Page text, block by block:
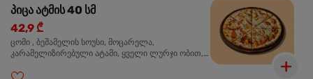
პიცა ატმის 40 სმ
42,9 ₾
ცომი , ბეშამელის სოუსი, მოცარელა,
კარამელიზირებული ატამი, ყველი ლურჯი ობით,